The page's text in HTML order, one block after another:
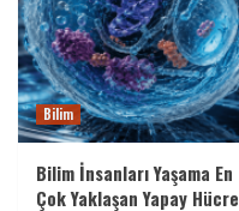
Bilim
Bilim İnsanları Yaşama En
Çok Yaklaşan Yapay Hücre